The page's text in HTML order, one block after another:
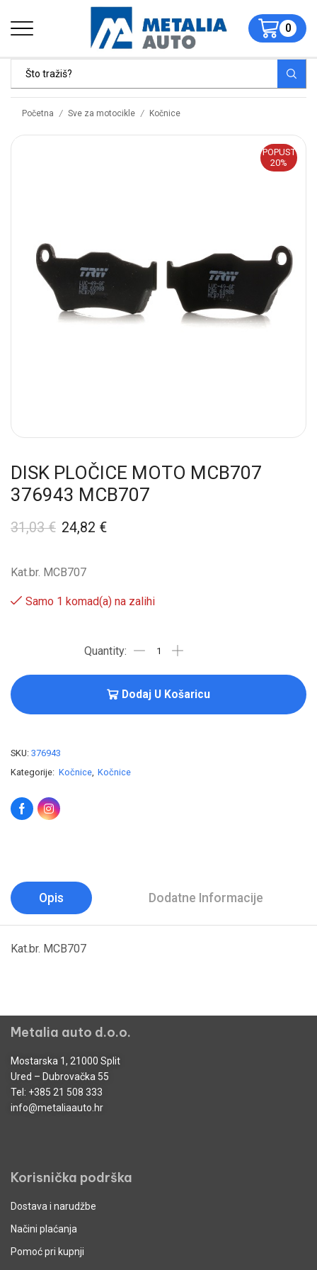
0
Početna / Sve za motocikle / Kočnice
POPUST
20%
DISK PLOČICE MOTO MCB707
376943 MCB707
31,03€ 24,82 €
Kat.br. MCB707
Samo 1 komad(a) na zalihi
Dodaj U Košaricu
SKU: 376943
Kategorije: Kočnice, Kočnice
Opis Dodatne Informacije
Kat.br. MCB707
Metalia auto d.o.o.
Mostarska 1, 21000 Split
Ured – Dubrovačka 55
Tel: +385 21 508 333
info@metaliaauto.hr
Korisnička podrška
Dostava i narudžbe
Načini plaćanja
Pomoć pri kupnji